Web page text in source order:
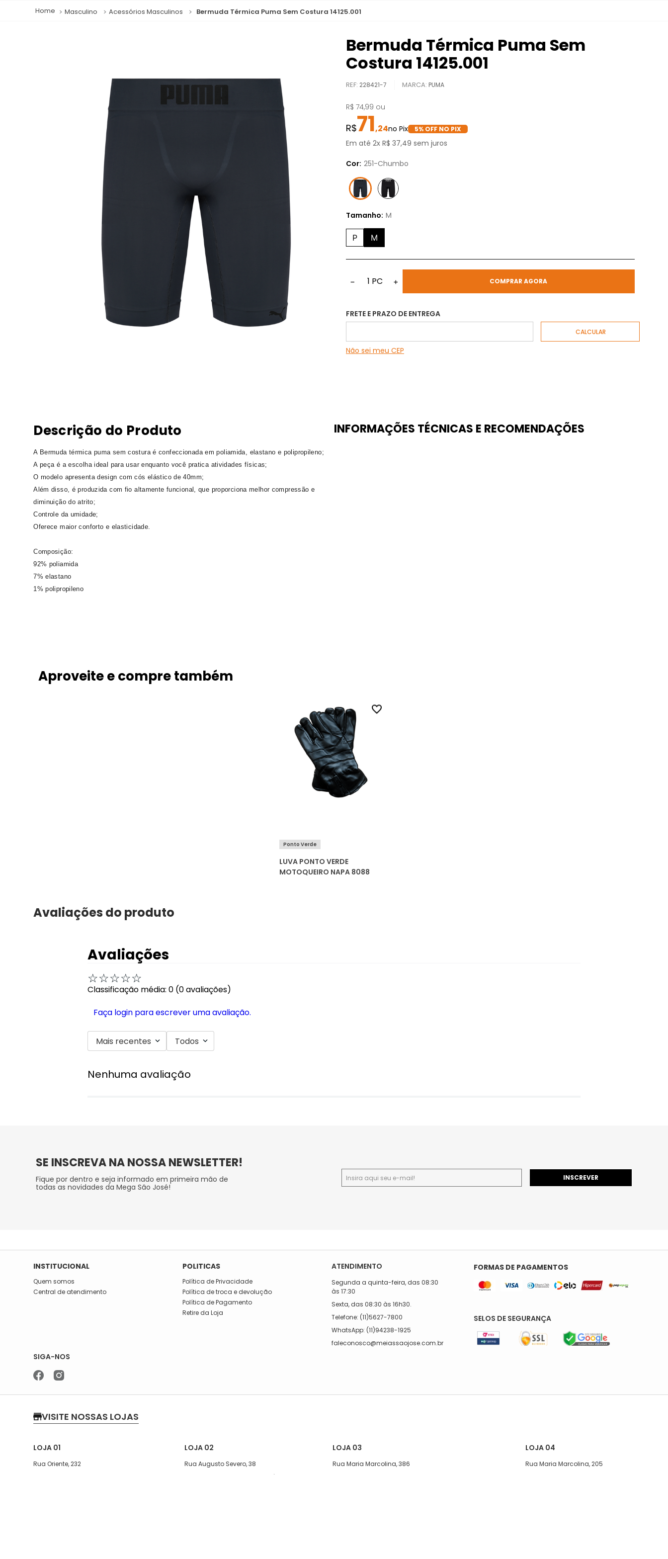
Masculino Acessórios Masculinos Bermuda Térmica Puma Sem Costura 14125.001
Bermuda Térmica Puma Sem
Costura 14125.001
REF: 228421-7 PUMA
R$ 74,99 ou
71,24 5% OFF NO PIX
Em até 2x R$ 37,49 sem juros
Cor: 251-Chumbo
Tamanho: M
P M
− 1 PC + COMPRAR AGORA
FRETE E PRAZO DE ENTREGA
Não sei meu CEP
Descrição do Produto
A Bermuda térmica puma sem costura é confeccionada em poliamida, elastano e polipropileno;
A peça é a escolha ideal para usar enquanto você pratica atividades físicas;
O modelo apresenta design com cós elástico de 40mm;
Além disso, é produzida com fio altamente funcional, que proporciona melhor compressão e
diminuição do atrito;
Controle da umidade;
Oferece maior conforto e elasticidade.
Composição:
92% poliamida
7% elastano
1% polipropileno
INFORMAÇÕES TÉCNICAS E RECOMENDAÇÕES
Aproveite e compre também
Ponto Verde
LUVA PONTO VERDE
MOTOQUEIRO NAPA 8088
Avaliações do produto
Avaliações
☆☆☆☆☆
Classificação média: 0 (0 avaliações)
Faça login para escrever uma avaliação.
Mais recentes Todos
Nenhuma avaliação
SE INSCREVA NA NOSSA NEWSLETTER!
Fique por dentro e seja informado em primeira mão de
todas as novidades da Mega São José!
INSCREVER
INSTITUCIONAL
Quem somos
Central de atendimento
POLITICAS
Política de Privacidade
Política de troca e devolução
Política de Pagamento
Retire da Loja
ATENDIMENTO
Segunda a quinta-feira, das 08:30
às 17:30
Sexta, das 08:30 às 16h30.
Telefone: (11)5627-7800
WhatsApp: (11)94238-1925
faleconosco@meiassaojose.com.br
SIGA-NOS
FORMAS DE PAGAMENTOS
SELOS DE SEGURANÇA
VISITE NOSSAS LOJAS
LOJA 01
Rua Oriente, 232
LOJA 02
Rua Augusto Severo, 38
Segunda a sexta, das 08:00 às 17h
LOJA 03
Rua Maria Marcolina, 386
LOJA 04
Rua Maria Marcolina, 205